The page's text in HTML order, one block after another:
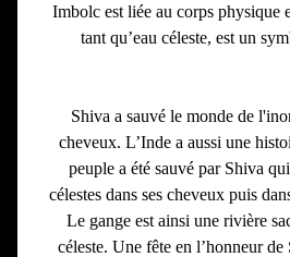
Imbolc est liée au corps physique
tant qu’eau céleste, est un
Shiva a sauvé le monde de
cheveux. L’Inde a aussi une
peuple a été sauvé par Shiva
célestes dans ses cheveux puis
Le gange est ainsi une rivière
céleste. Une fête en l’honneur de